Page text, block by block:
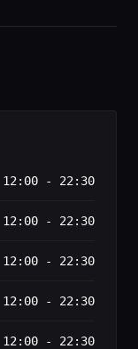
12:00 - 22:30
12:00 - 22:30
12:00 - 22:30
12:00 - 22:30
12:00 - 22:30